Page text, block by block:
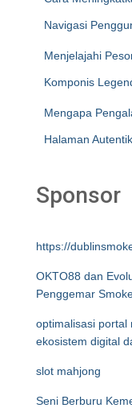
Navigasi
Menjelajahi
Komponis
Mengapa
Halaman
Sponsor
https://
OKTO88 dan
Penggemar
optimalisasi portal
ekosistem digital
slot mahjong
Seni Berburu